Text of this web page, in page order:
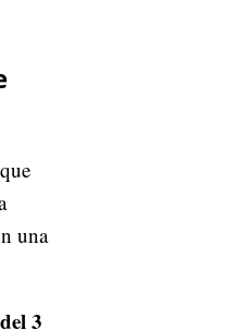
una
3